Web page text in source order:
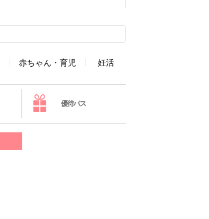
赤ちゃん・育児 妊活
優待パス